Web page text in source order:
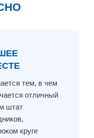
тем, в чем
отличный
штат
круге